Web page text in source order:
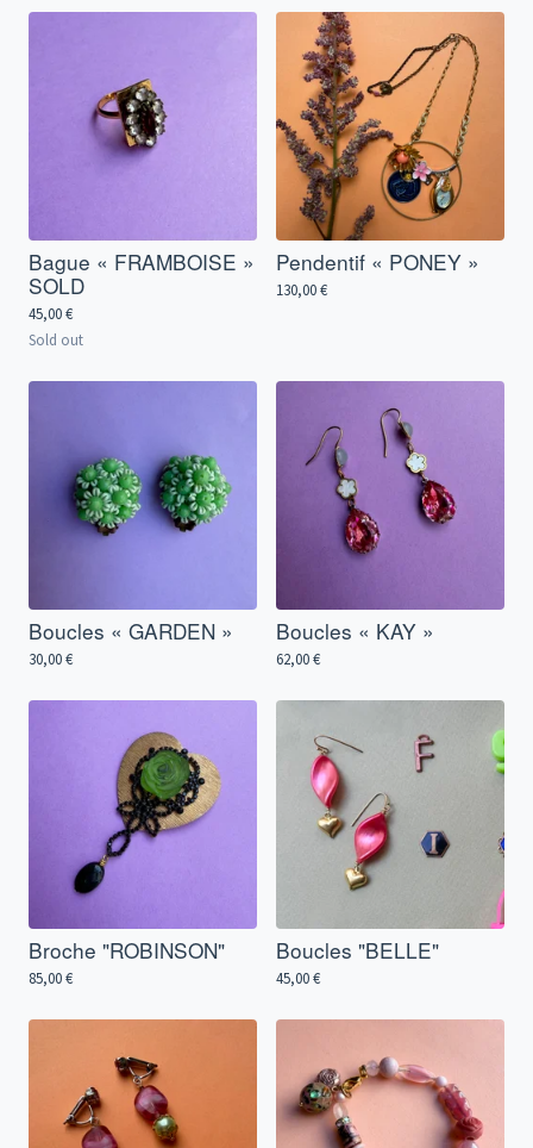
Bague « FRAMBOISE »
SOLD
45,00€
Sold out
Pendentif « PONEY »
130,00€
Boucles « GARDEN »
30,00€
Boucles « KAY »
62,00€
Broche "ROBINSON"
85,00€
Boucles "BELLE"
45,00€